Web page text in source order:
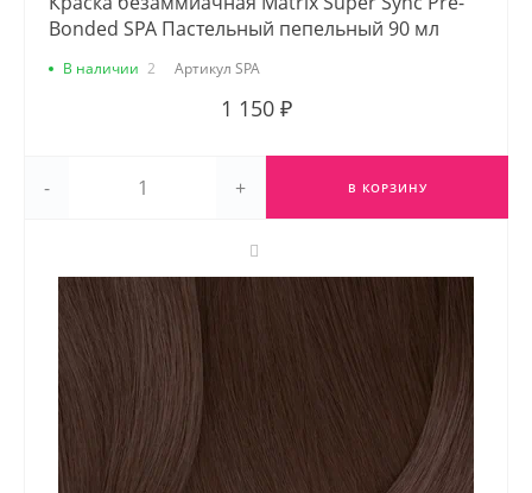
Bonded SPA Пастельный пепельный 90 мл
В наличии 2 Артикул SPA
1 150 ₽
- + В КОРЗИНУ